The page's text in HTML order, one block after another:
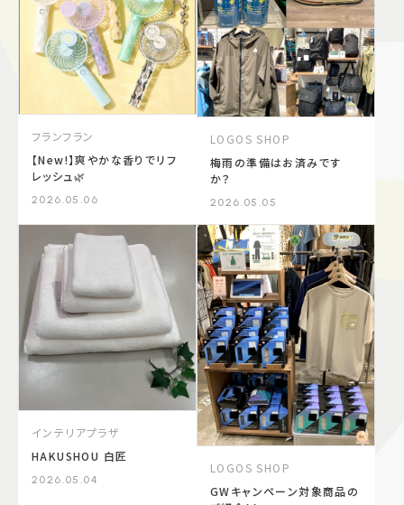
フランフラン
【New!】爽やかな香りでリフ
レッシュ🌿
2026.05.06
LOGOS SHOP
梅雨の準備はお済みです
か？
2026.05.05
インテリアプラザ​
HAKUSHOU 白匠
2026.05.04
LOGOS SHOP
GWキャンペーン対象商品の